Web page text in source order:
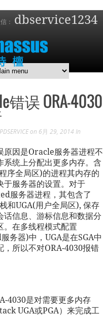
： dbservice1234
支持！
体中文 日本語
错误 ORA-4030
PDSERVICE on 6月 29, 2014 In
原因是Oracle服务器进程不
系统上分配出更多内存。含
序全局区)的进程其内存的
于服务器的设置。对于
服务器进程，其包含了
和UGA(用户全局区), 保存
话信息、游标信息和数据分
。在多线程模式配置
务器)中，UGA是在SGA中
，所以不对ORA-4030报错
4030是对需要更多内存
UGA或PGA）来完成工